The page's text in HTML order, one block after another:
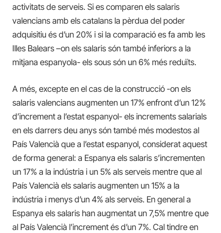
activitats de serveis. Si es comparen els salaris
valencians amb els catalans la pèrdua del poder
adquisitiu és d’un 20% i si la comparació es fa amb les
Illes Balears –on els salaris són també inferiors a la
mitjana espanyola- els sous són un 6% més reduïts.
A més, excepte en el cas de la construcció -on els
salaris valencians augmenten un 17% enfront d’un 12%
d’increment a l’estat espanyol- els increments salarials
en els darrers deu anys són també més modestos al
País Valencià que a l’estat espanyol, considerat aquest
de forma general: a Espanya els salaris s’incrementen
un 17% a la indústria i un 5% als serveis mentre que al
País Valencià els salaris augmenten un 15% a la
indústria i menys d’un 4% als serveis. En general a
Espanya els salaris han augmentat un 7,5% mentre que
al País Valencià l’increment és d’un 7%. Cal tindre en